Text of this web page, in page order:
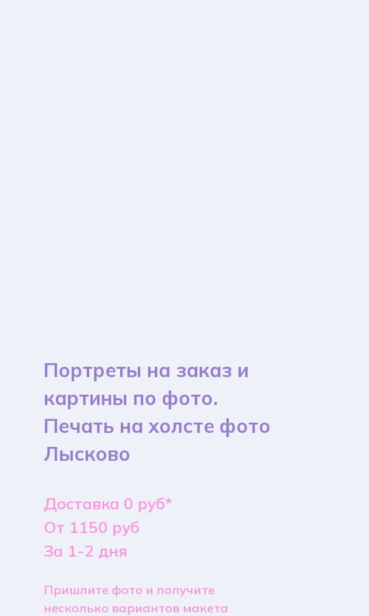
Портреты на заказ и
картины по фото.
Печать на холсте фото
Лысково
Доставка 0 руб*
От 1150 руб
За 1-2 дня
Пришлите фото и получите
несколько вариантов макета